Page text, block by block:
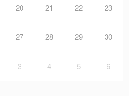
20 21 22 23
27 28 29 30
3 4 5 6